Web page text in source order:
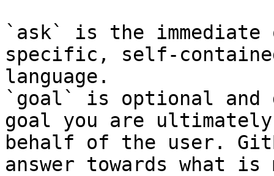
`ask` is the
specific, self-
language.
`goal` is optional and
goal you are
behalf of the user.
answer towards what